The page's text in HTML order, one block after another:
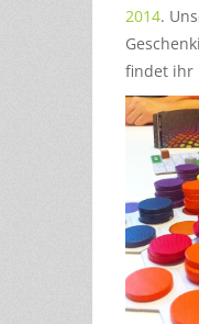
2014.
findet ihr